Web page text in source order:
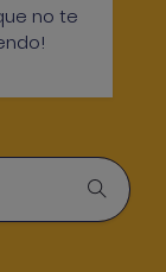
no te